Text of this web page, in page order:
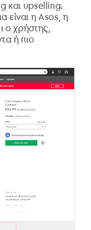
και upselling.
είναι η Asos, η
ο χρήστης,
ή πιο